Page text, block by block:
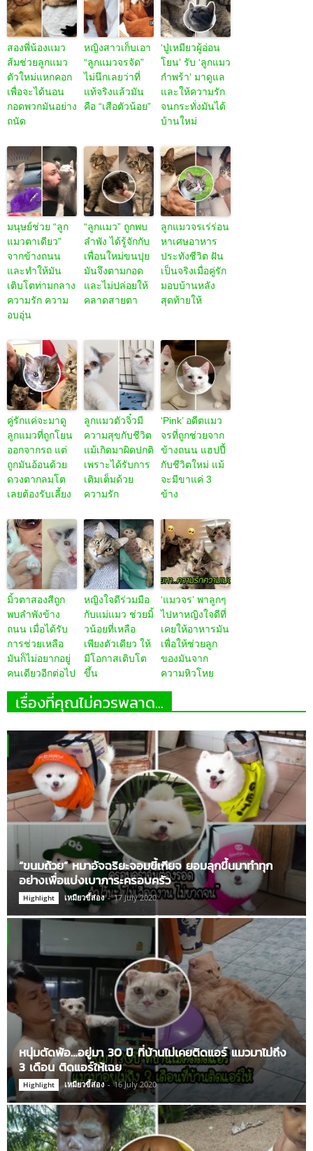
สองพี่น้องแมว
ส้มช่วยลูกแมว
ตัวใหม่แหกคอก
เพื่อจะได้นอน
กอดพวกมันอย่าง
ถนัด
หญิงสาวเก็บเอา
“ลูกแมวจรจัด”
ไม่นึกเลยว่าที่
แท้จริงแล้วมัน
คือ “เสือตัวน้อย”
‘ปู่เหมียวผู้อ่อน
โยน’ รับ ‘ลูกแมว
กำพร้า’ มาดูแล
และให้ความรัก
จนกระทั่งมันได้
บ้านใหม่
มนุษย์ช่วย “ลูก
แมวตาเดียว”
จากข้างถนน
และทำให้มัน
เติบโตท่ามกลาง
ความรัก ความ
อบอุ่น
“ลูกแมว” ถูกพบ
ลำพัง ได้รู้จักกับ
เพื่อนใหม่ขนปุย
มันจึงตามกอด
และไม่ปล่อยให้
คลาดสายตา
ลูกแมวจรเร่ร่อน
หาเศษอาหาร
ประทังชีวิต ฝัน
เป็นจริงเมื่อคู่รัก
มอบบ้านหลัง
สุดท้ายให้
คู่รักแค่จะมาดู
ลูกแมวที่ถูกโยน
ออกจากรถ แต่
ถูกมันอ้อนด้วย
ดวงตากลมโต
เลยต้องรับเลี้ยง
ลูกแมวตัวจิ๋วมี
ความสุขกับชีวิต
แม้เกิดมาผิดปกติ
เพราะได้รับการ
เติมเต็มด้วย
ความรัก
‘Pink’ อดีตแมว
จรที่ถูกช่วยจาก
ข้างถนน แฮปปี้
กับชีวิตใหม่ แม้
จะมีขาแค่ 3
ข้าง
มิ้วตาสองสีถูก
พบลำพังข้าง
ถนน เมื่อได้รับ
การช่วยเหลือ
มันก็ไม่อยากอยู่
คนเดียวอีกต่อไป
หญิงใจดีร่วมมือ
กับแม่แมว ช่วยมิ้
วน้อยที่เหลือ
เพียงตัวเดียว ให้
มีโอกาสเติบโต
ขึ้น
‘แมวจร’ พาลูกๆ
ไปหาหญิงใจดีที่
เคยให้อาหารมัน
เพื่อให้ช่วยลูก
ของมันจาก
ความหิวโหย
เรื่องที่คุณไม่ควรพลาด...
“ขนมถ้วย” หมาอัจฉริยะจอมขี้เกียจ ยอมลุกขึ้นมาทำทุก
อย่างเพื่อแบ่งเบาภาระครอบครัว
Highlight เหมียวขี้ส่อง - 17 July 2020
หนุ่มตัดพ้อ…อยู่มา 30 ปี ที่บ้านไม่เคยติดแอร์ แมวมาไม่ถึง
3 เดือน ติดแอร์ให้เฉย
Highlight เหมียวขี้ส่อง - 16 July 2020